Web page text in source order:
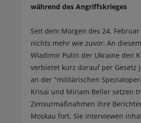
während des Angriffskrieges
Seit dem Morgen des 24.
nichts mehr wie zuvor: An
Wladimir Putin der Ukraine den
verbietet kurz darauf per Gesetz
an der "militärischen
Krisai und Miriam Beller setzen
Zensurmaßnahmen ihre
Moskau fort. Sie interviewen